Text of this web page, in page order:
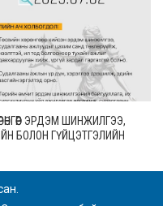
ЭРДЭМ ШИНЖИЛГЭЭ,
БОЛОН ГҮЙЦЭТГЭЛИЙН